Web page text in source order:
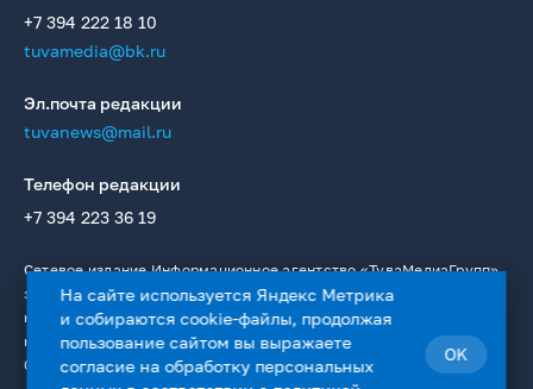
+7 394 222 18 10
tuvamedia@bk.ru
Эл.почта редакции
tuvanews@mail.ru
Телефон редакции
+7 394 223 36 19
Сетевое издание Информационное агентство «ТуваМедиаГрупп»
зарегистрировано в качестве СМИ в Федеральной службе по
надзору в сфере связи, информационных технологий и массовых
коммуникаций. Регистрационный номер: Эл № ФС77 — 76336 от
02.08.2019.
На сайте используется Яндекс Метрика
и собираются cookie-файлы, продолжая
пользование сайтом вы выражаете
согласие наобработку персональных
OK